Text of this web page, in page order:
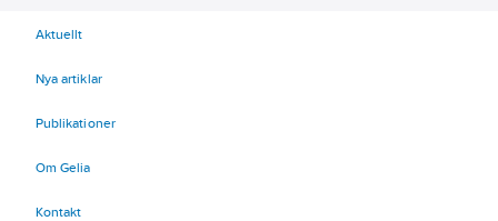
Aktuellt
Nya artiklar
Publikationer
Om Gelia
Kontakt